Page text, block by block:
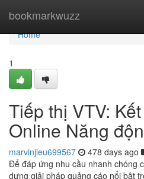
bookmarkwuzz
Home
Home
1
Tiếp thị VTV:
Online Năng
marvinjleu699567 478 days ago
Để đáp ứng nhu cầu nhanh chóng
dựng giải pháp quảng cáo nổi bật